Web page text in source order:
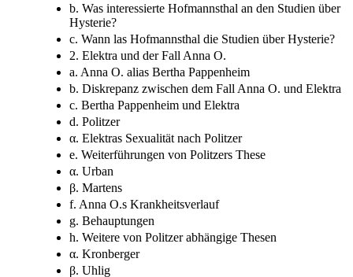
b. Was interessierte Hofmannsthal an den Studien über
Hysterie?
c. Wann las Hofmannsthal die Studien über Hysterie?
2. Elektra und der Fall Anna O.
a. Anna O. alias Bertha Pappenheim
b. Diskrepanz zwischen dem Fall Anna O. und Elektra
c. Bertha Pappenheim und Elektra
d. Politzer
α. Elektras Sexualität nach Politzer
e. Weiterführungen von Politzers These
α. Urban
β. Martens
f. Anna O.s Krankheitsverlauf
g. Behauptungen
h. Weitere von Politzer abhängige Thesen
α. Kronberger
β. Uhlig